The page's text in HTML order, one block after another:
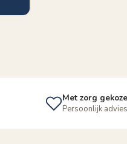
Met zorg
Persoonlijk advies